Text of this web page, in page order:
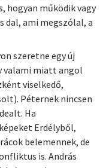
hogyan működik vagy
dal, ami megszólal, a
szeretne egy új
valami miatt angol
viselkedő,
Péternek nincsen
Ha
Erdélyből,
belemennek, de
is. András